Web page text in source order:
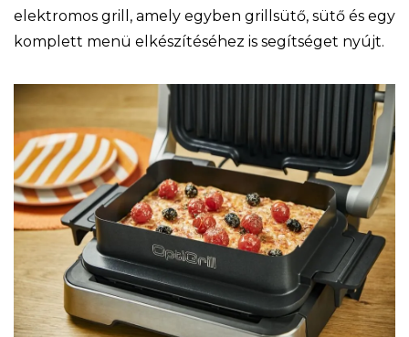
elektromos grill, amely egyben grillsütő, sütő és egy
komplett menü elkészítéséhez is segítséget nyújt.